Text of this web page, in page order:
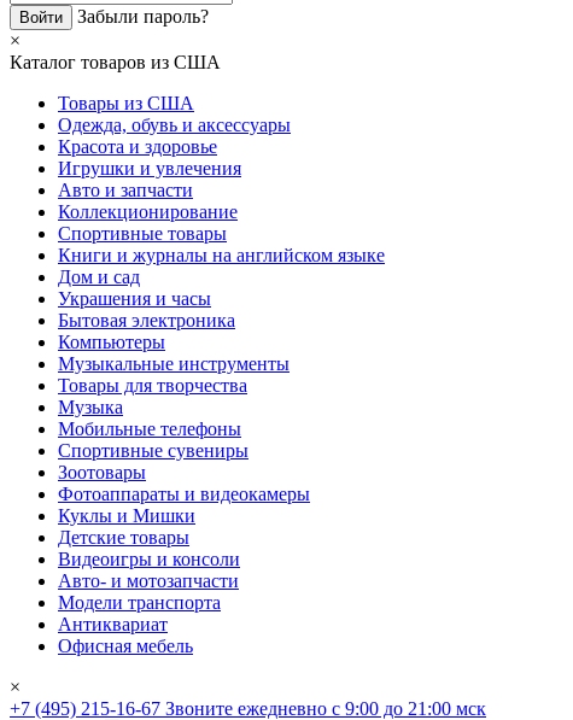
Забыли пароль?
×
Каталог товаров из США
Товары из США
Одежда, обувь и аксессуары
Красота и здоровье
Игрушки и увлечения
Авто и запчасти
Коллекционирование
Спортивные товары
Книги и журналы на английском языке
Дом и сад
Украшения и часы
Бытовая электроника
Компьютеры
Музыкальные инструменты
Товары для творчества
Музыка
Мобильные телефоны
Спортивные сувениры
Зоотовары
Фотоаппараты и видеокамеры
Куклы и Мишки
Детские товары
Видеоигры и консоли
Авто- и мотозапчасти
Модели транспорта
Антиквариат
Офисная мебель
×
+7 (495) 215-16-67 Звоните ежедневно с 9:00 до 21:00 мск